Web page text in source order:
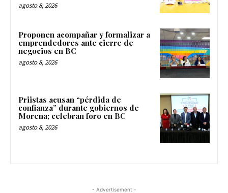
agosto 8, 2026
Proponen acompañar y formalizar a
emprendedores ante cierre de
negocios en BC
agosto 8, 2026
Priistas acusan “pérdida de
confianza” durante gobiernos de
Morena; celebran foro en BC
agosto 8, 2026
- Advertisement -